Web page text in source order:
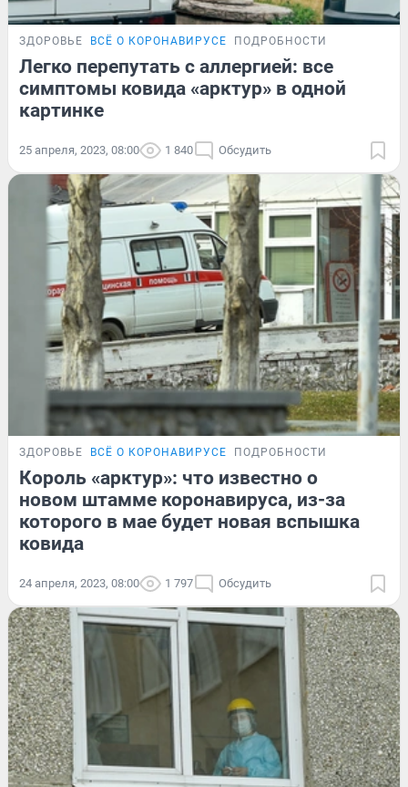
ЗДОРОВЬЕ ВСЁ О КОРОНАВИРУСЕ ПОДРОБНОСТИ
Легко перепутать с аллергией: все
симптомы ковида «арктур» в одной
картинке
25 апреля, 2023, 08:00 1 840 Обсудить
ЗДОРОВЬЕ ВСЁ О КОРОНАВИРУСЕ ПОДРОБНОСТИ
Король «арктур»: что известно о
новом штамме коронавируса, из-за
которого в мае будет новая вспышка
ковида
24 апреля, 2023, 08:00 1 797 Обсудить